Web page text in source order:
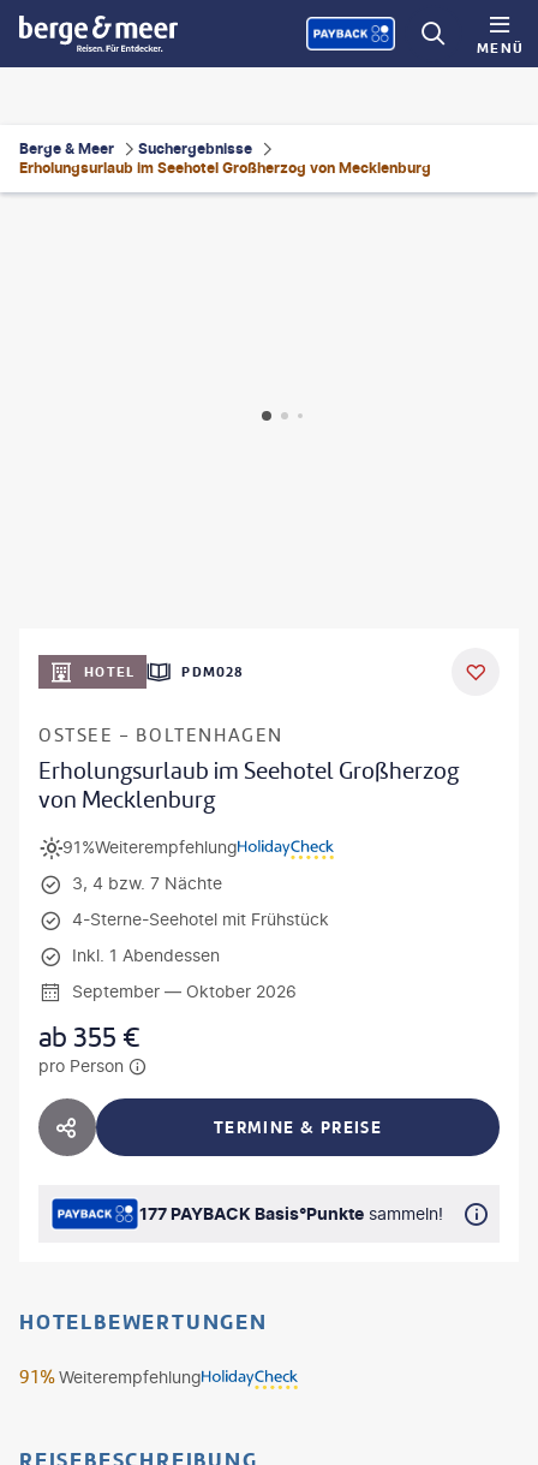
MENÜ
Berge & Meer
Suchergebnisse
Erholungsurlaub im Seehotel Großherzog von Mecklenburg
HOTEL PDM028
OSTSEE - BOLTENHAGEN
Erholungsurlaub im Seehotel Großherzog
von Mecklenburg
Weiterempfehlung
91%
3, 4 bzw. 7 Nächte
4-Sterne-Seehotel mit Frühstück
Inkl. 1 Abendessen
September — Oktober 2026
ab355 €
pro Person
HOTEL TEILEN TERMINE & PREISE
177 PAYBACK Basis°Punkte sammeln!
HOTELBEWERTUNGEN
Weiterempfehlung
91%